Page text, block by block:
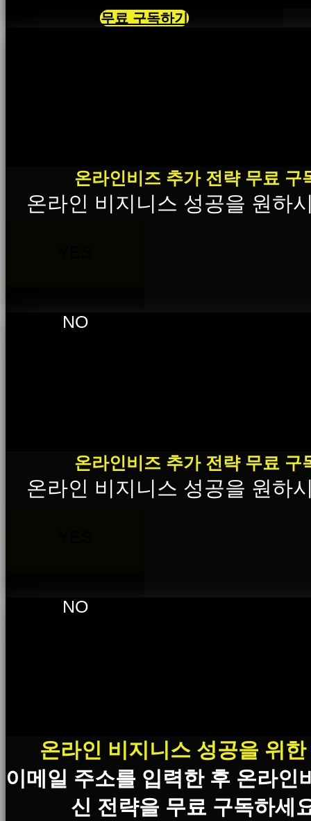
무료 구독하기
온라인비즈 추가 전략 무료 구
온라인 비지니스 성공을 원하
NO
온라인비즈 추가 전략 무료 구
온라인 비지니스 성공을 원하
NO
온라인 비지니스 성공을 위
이메일 주소를 입력한 후 온라인
신 전략을 무료 구독하세